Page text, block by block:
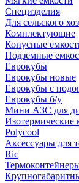
Специзделия
Для сельского
Комплектующие
Конусные
Подземные
Еврокубы
Еврокубы новые
Еврокубы с
Еврокубы б/у
Мини АЗС для
Изотермические
Polycool
Аксессуары для
Ric